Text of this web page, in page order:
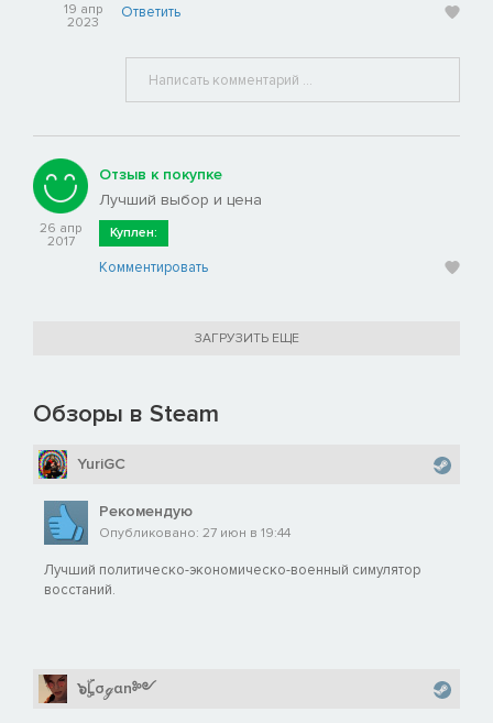
19 апр
2023
Ответить
26 апр
2017
Отзыв к покупке
Лучший выбор и цена
Куплен:
Комментировать
ЗАГРУЗИТЬ ЕЩЕ
Обзоры в Steam
YuriGC
Рекомендую
Опубликовано: 27 июн в 19:44
Лучший политическо-экономическо-военный симулятор
восстаний.
๖ۣۜLσℊαn༻